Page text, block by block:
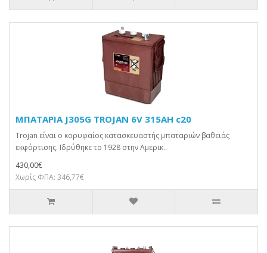
ΜΠΑΤΑΡΙΑ J305G TROJAN 6V 315AH c20
Trojan είναι ο κορυφαίος κατασκευαστής μπαταριών βαθειάς
εκφόρτισης. Ιδρύθηκε το 1928 στην Αμερικ..
430,00€
Χωρίς ΦΠΑ: 346,77€